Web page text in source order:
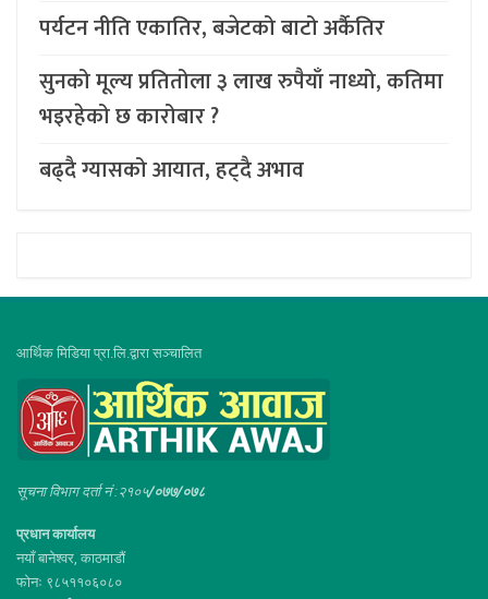
पर्यटन नीति एकातिर, बजेटको बाटो अर्कैतिर
सुनको मूल्य प्रतितोला ३ लाख रुपैयाँ नाध्यो, कतिमा
भइरहेको छ कारोबार ?
बढ्दै ग्यासको आयात, हट्दै अभाव
आर्थिक मिडिया प्रा.लि.द्वारा सञ्चालित
सूचना विभाग दर्ता नं :२१०५/०७७/०७८
प्रधान कार्यालय
नयाँ बानेश्वर, काठमाडौं
फोनः ९८५११०६०८०